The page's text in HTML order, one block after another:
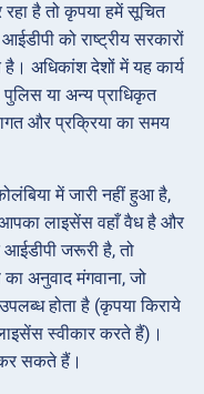
है तो कृपया हमें सूचित
को राष्ट्रीय सरकारों
है। अधिकांश देशों में यह कार्य
या अन्य प्राधिकृत
और प्रक्रिया का समय
में जारी नहीं हुआ है,
आपका लाइसेंस वहाँ वैध है और
जरूरी है, तो
अनुवाद मंगवाना, जो
होता है (कृपया किराये
स्वीकार करते हैं)।
कर सकते हैं।